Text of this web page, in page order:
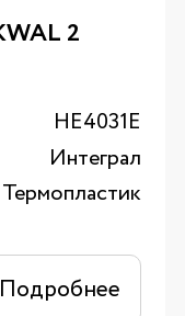
2
HE4031E
Интеграл
Термопластик
Подробнее